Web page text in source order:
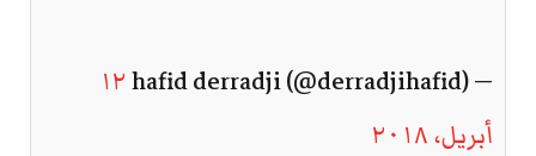
— hafid derradji (@derradjihafid)
١٢
أبريل، ٢٠١٨